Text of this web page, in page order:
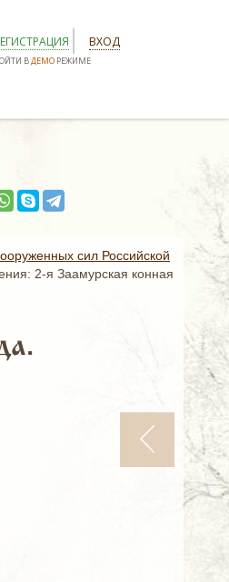
ВХОД
ВДЕМО РЕЖИМЕ
сил Российской
2-я Заамурская конная